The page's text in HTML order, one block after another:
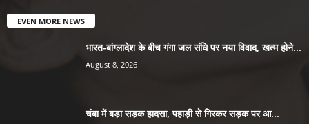
EVEN MORE NEWS
भारत-बांग्लादेश के बीच गंगा जल संधि पर नया विवाद, खत्म होने...
August 8, 2026
चंबा में बड़ा सड़क हादसा, पहाड़ी से गिरकर सड़क पर आ...